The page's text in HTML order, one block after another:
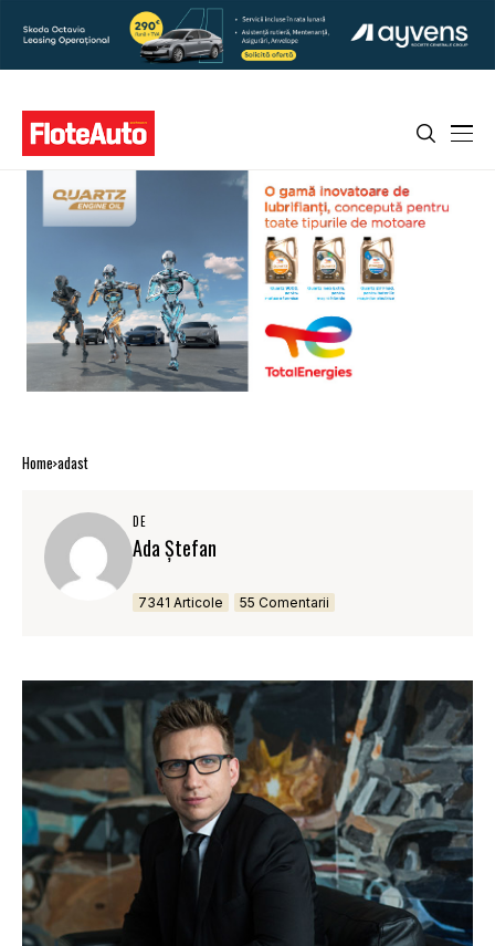
Home adast
DE
Ada Ștefan
7341 Articole 55 Comentarii